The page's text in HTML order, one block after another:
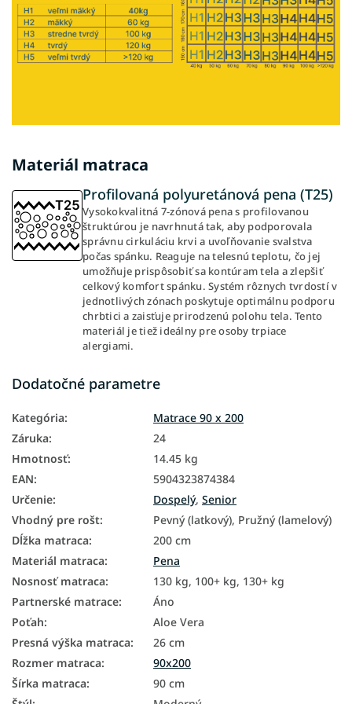
Materiál matraca
Profilovaná polyuretánová pena (T25)
Vysokokvalitná 7-zónová pena s profilovanou
štruktúrou je navrhnutá tak, aby podporovala
správnu cirkuláciu krvi a uvoľňovanie svalstva
počas spánku. Reaguje na telesnú teplotu, čo jej
umožňuje prispôsobiť sa kontúram tela a zlepšiť
celkový komfort spánku. Systém rôznych tvrdostí v
jednotlivých zónach poskytuje optimálnu podporu
chrbtici a zaisťuje prirodzenú polohu tela. Tento
materiál je tiež ideálny pre osoby trpiace
alergiami.
Dodatočné parametre
Kategória:
Matrace 90 x 200
Záruka:
24
Hmotnosť:
14.45 kg
EAN:
5904323874384
Určenie: Dospelý, Senior
Vhodný pre rošt:
Pevný (latkový), Pružný (lamelový)
Dĺžka matraca:
200 cm
Materiál matraca:
Pena
Nosnosť matraca:
130 kg, 100+ kg, 130+ kg
Partnerské matrace:
Áno
Poťah:
Aloe Vera
Presná výška matraca:
26 cm
Rozmer matraca:
90x200
Šírka matraca:
90 cm